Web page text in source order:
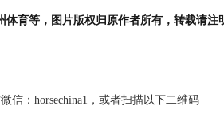
体育等，图片版权归原作者所有，转载请注
信：horsechina1，或者扫描以下二维码